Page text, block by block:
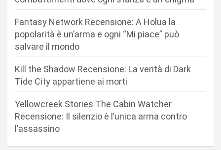
Fantasy Network Recensione: A Holua la
popolarità è un’arma e ogni “Mi piace” può
salvare il mondo
Kill the Shadow Recensione: La verità di Dark
Tide City appartiene ai morti
Yellowcreek Stories The Cabin Watcher
Recensione: Il silenzio è l’unica arma contro
l’assassino